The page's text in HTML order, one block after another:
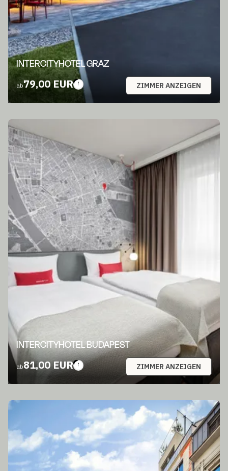
INTERCITYHOTEL GRAZ
ab79,00 EUR ZIMMER ANZEIGEN
INTERCITYHOTEL BUDAPEST
ab81,00 EUR ZIMMER ANZEIGEN